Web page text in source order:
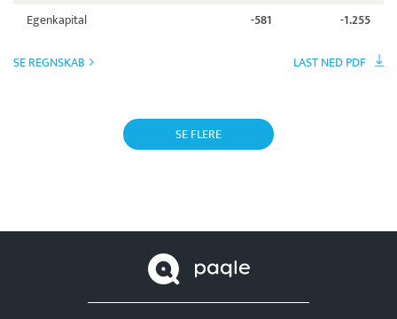
Egenkapital
-581 -1.255
SE REGNSKAB LAST NED PDF
SE FLERE